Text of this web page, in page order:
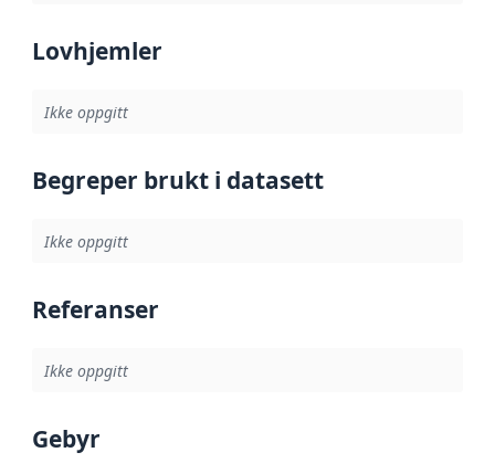
Lovhjemler
Ikke oppgitt
Begreper brukt i datasett
Ikke oppgitt
Referanser
Ikke oppgitt
Gebyr